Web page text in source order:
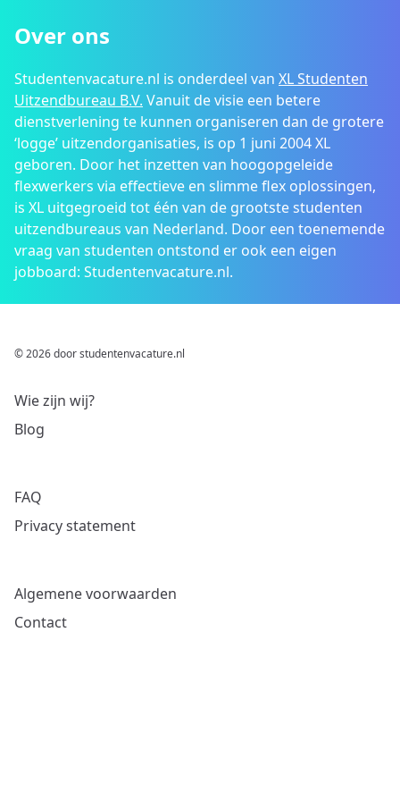
Over ons
Studentenvacature.nl is onderdeel van XL Studenten
Uitzendbureau B.V. Vanuit de visie een betere
dienstverlening te kunnen organiseren dan de grotere
‘logge’ uitzendorganisaties, is op 1 juni 2004 XL
geboren. Door het inzetten van hoogopgeleide
flexwerkers via effectieve en slimme flex oplossingen,
is XL uitgegroeid tot één van de grootste studenten
uitzendbureaus van Nederland. Door een toenemende
vraag van studenten ontstond er ook een eigen
jobboard: Studentenvacature.nl.
© 2026 door studentenvacature.nl
Wie zijn wij?
Blog
FAQ
Privacy statement
Algemene voorwaarden
Contact